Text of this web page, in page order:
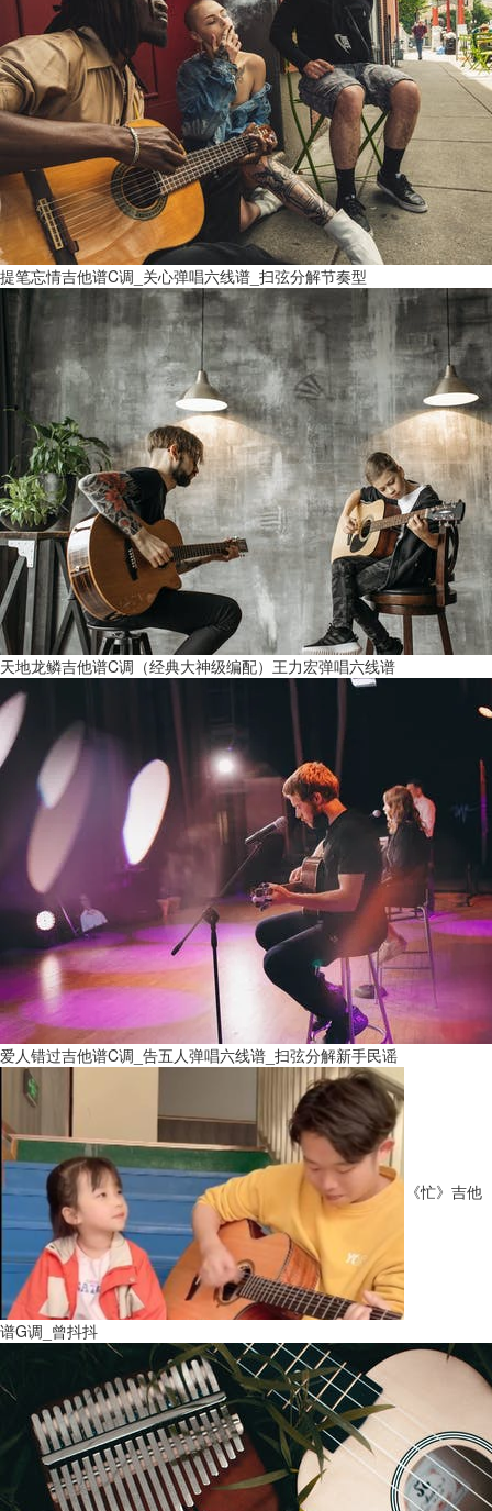
提笔忘情吉他谱C调_关心弹唱六线谱_扫弦分解节奏型
天地龙鳞吉他谱C调（经典大神级编配）王力宏弹唱六线谱
爱人错过吉他谱C调_告五人弹唱六线谱_扫弦分解新手民谣
《忙》吉他
谱G调_曾抖抖